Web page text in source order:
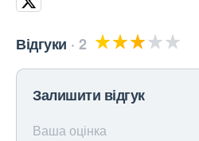
Відгуки 2
Залишити відгук
Ваша оцінка